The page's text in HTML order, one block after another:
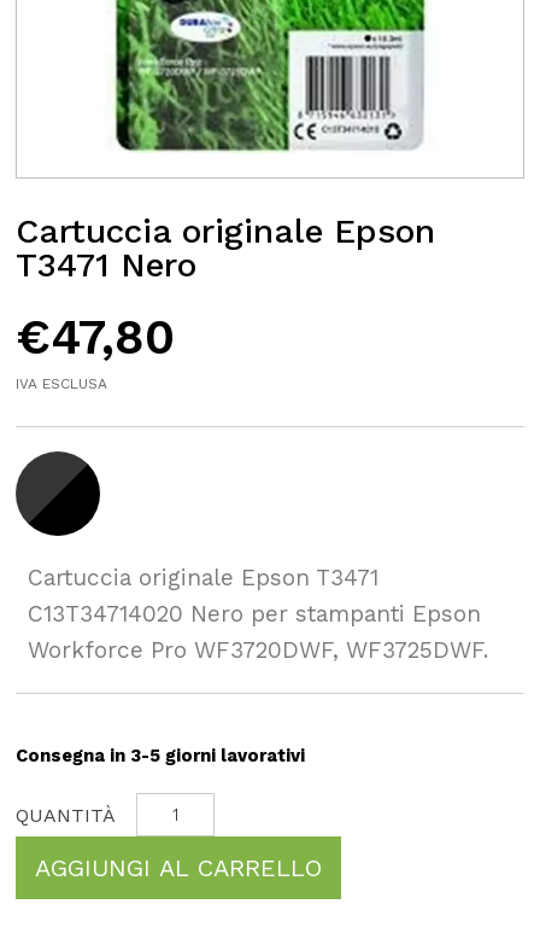
Cartuccia originale Epson
T3471 Nero
€47,80
IVA ESCLUSA
Cartuccia originale Epson T3471
C13T34714020 Nero per stampanti Epson
Workforce Pro WF3720DWF, WF3725DWF.
Consegna in 3-5 giorni lavorativi
AGGIUNGI AL CARRELLO